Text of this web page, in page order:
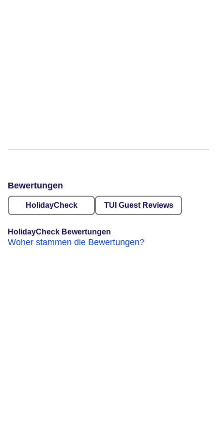
Bewertungen
HolidayCheck TUI Guest Reviews
HolidayCheck Bewertungen
Woher stammen die Bewertungen?